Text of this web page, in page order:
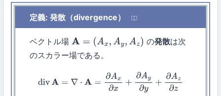
定義: 発散（divergence）
ベクトル場 A= (A x,Ay,A z) の発散は次
のスカラー場である。
=∇ = ∂x+∂ y y+∂A ∂